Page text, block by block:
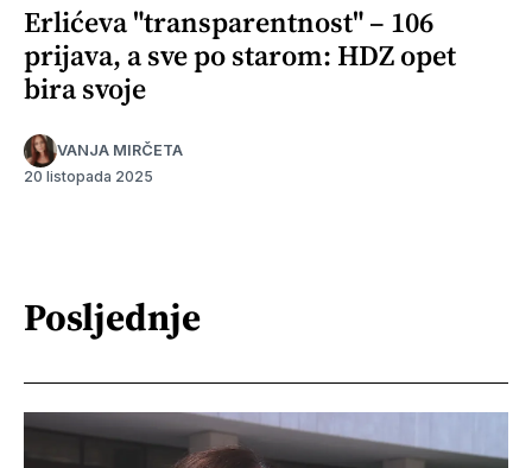
Erlićeva "transparentnost" – 106
prijava, a sve po starom: HDZ opet
bira svoje
VANJA MIRČETA
20 listopada 2025
Posljednje